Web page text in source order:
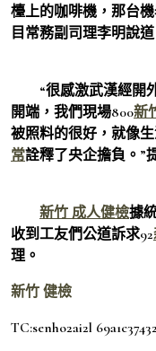
檯上的咖啡機，那台
目常務副司理李明說道
“很感激武漢經開
開端，我們現場800新
被照料的很好，就像
常詮釋了央企擔負。”
新竹 成人健檢據
收到工友們公道訴求92
理。
新竹 健檢
TC:senho2ai2l